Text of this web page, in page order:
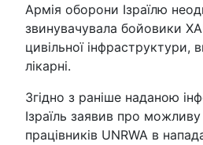
Армія оборони Ізраїлю
звинувачувала бойовики
цивільної
лікарні.
Згідно з раніше наданою
Ізраїль заявив про
працівників UNRWA в